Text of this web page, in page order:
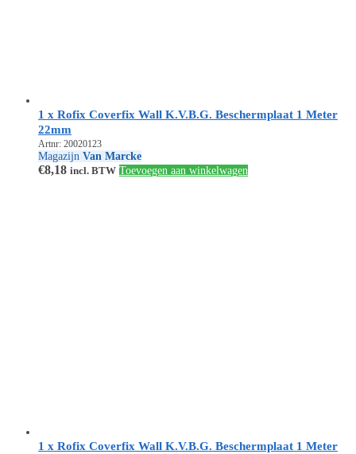
1 x Rofix Coverfix Wall K.V.B.G. Beschermplaat 1 Meter
22mm
Artnr: 20020123
Magazijn Van Marcke
€8,18 incl. BTW Toevoegen aan winkelwagen
1 x Rofix Coverfix Wall K.V.B.G. Beschermplaat 1 Meter